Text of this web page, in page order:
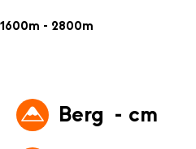
1600m - 2800m
Berg - cm